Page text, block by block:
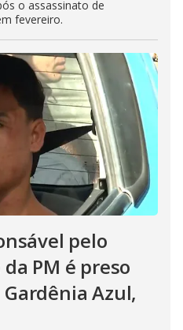
o assassinato de
fevereiro.
pelo
PM é preso
Azul,